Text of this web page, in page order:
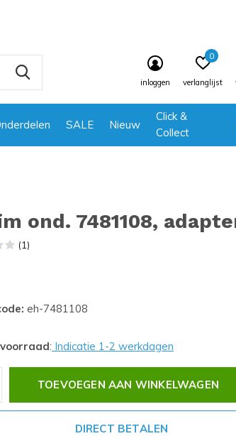
SALE Nieuw
Click &
Collect
inloggen verlanglijst
0
ond. 7481108,
(1)
eh-7481108
: Indicatie 1-2 werkdagen
TOEVOEGEN AAN WINKELWAGEN
DIRECT BETALEN